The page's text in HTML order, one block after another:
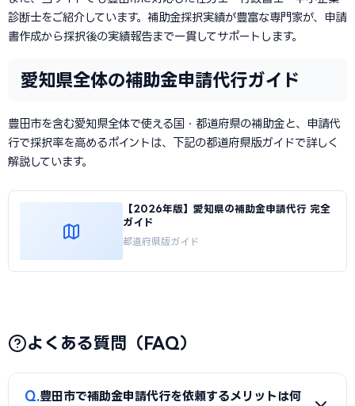
診断士をご紹介しています。補助金採択実績が豊富な専門家が、申請
書作成から採択後の実績報告まで一貫してサポートします。
愛知県全体の補助金申請代行ガイド
豊田市を含む愛知県全体で使える国・都道府県の補助金と、申請代
行で採択率を高めるポイントは、下記の都道府県版ガイドで詳しく
解説しています。
【2026年版】愛知県の補助金申請代行 完全
ガイド
都道府県版ガイド
よくある質問（FAQ）
Q 豊田市で補助金申請代行を依頼するメリットは何